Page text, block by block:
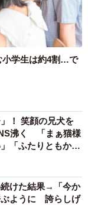
5/5
小学生は約4割…で
！ 笑顔の兄犬を
沸く 「まぁ猫様
「ふたりともかわ
けた結果→「今か
ぶように 誇らしげ